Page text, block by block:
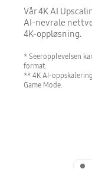
Vår 4K AI
AI-nevrale
4K-oppløsning.
* Seeropplevelsen
format.
** 4K AI-
Game Mode.